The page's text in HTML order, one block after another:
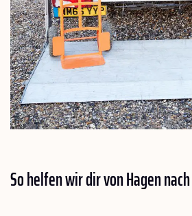
So helfen wir dir von Hagen nach